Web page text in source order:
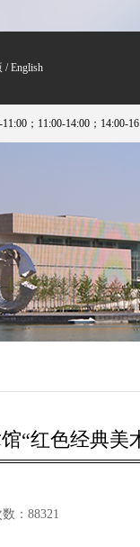
/English
；14:00-16:00。地
“红色经典
： 88321